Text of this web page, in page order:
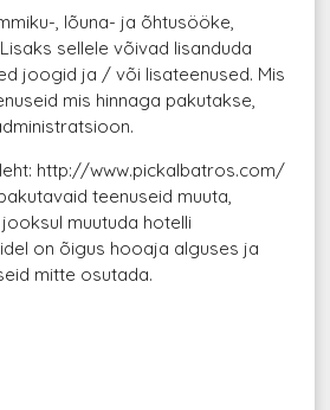
, lõuna- ja õhtusööke,
sellele võivad lisanduda
joogid ja / või lisateenused. Mis
mis hinnaga pakutakse,
http://www.pickalbatros.com/
teenuseid muuta,
muutuda hotelli
on õigus hooaja alguses ja
mitte osutada.